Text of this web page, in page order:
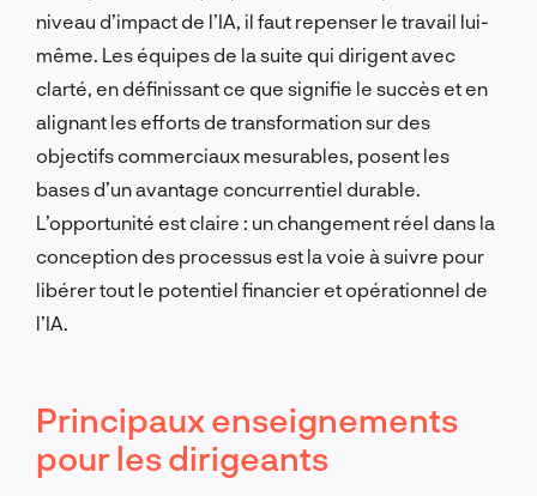
niveau d’impact de l’IA, il faut repenser le travail lui-
même. Les équipes de la suite qui dirigent avec
clarté, en définissant ce que signifie le succès et en
alignant les efforts de transformation sur des
objectifs commerciaux mesurables, posent les
bases d’un avantage concurrentiel durable.
L’opportunité est claire : un changement réel dans la
conception des processus est la voie à suivre pour
libérer tout le potentiel financier et opérationnel de
l’IA.
Principaux enseignements
pour les dirigeants